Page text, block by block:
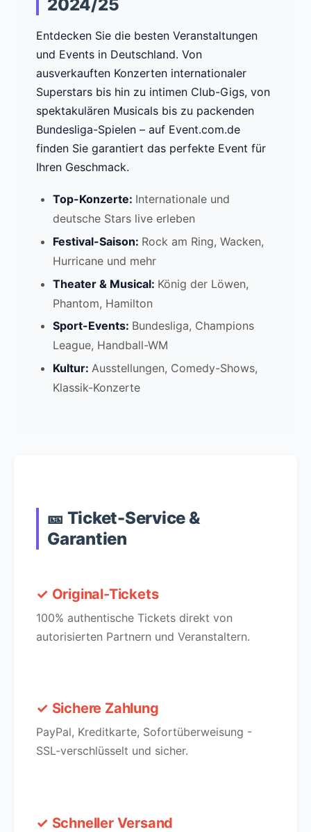
2024/25
Entdecken Sie die besten Veranstaltungen
und Events in Deutschland. Von
ausverkauften Konzerten internationaler
Superstars bis hin zu intimen Club-Gigs, von
spektakulären Musicals bis zu packenden
Bundesliga-Spielen – auf Event.com.de
finden Sie garantiert das perfekte Event für
Ihren Geschmack.
Top-Konzerte: Internationale und
deutsche Stars live erleben
Festival-Saison: Rock am Ring, Wacken,
Hurricane und mehr
Theater & Musical: König der Löwen,
Phantom, Hamilton
Sport-Events: Bundesliga, Champions
League, Handball-WM
Kultur: Ausstellungen, Comedy-Shows,
Klassik-Konzerte
🎫 Ticket-Service &
Garantien
✓ Original-Tickets
100% authentische Tickets direkt von
autorisierten Partnern und Veranstaltern.
✓ Sichere Zahlung
PayPal, Kreditkarte, Sofortüberweisung -
SSL-verschlüsselt und sicher.
✓ Schneller Versand